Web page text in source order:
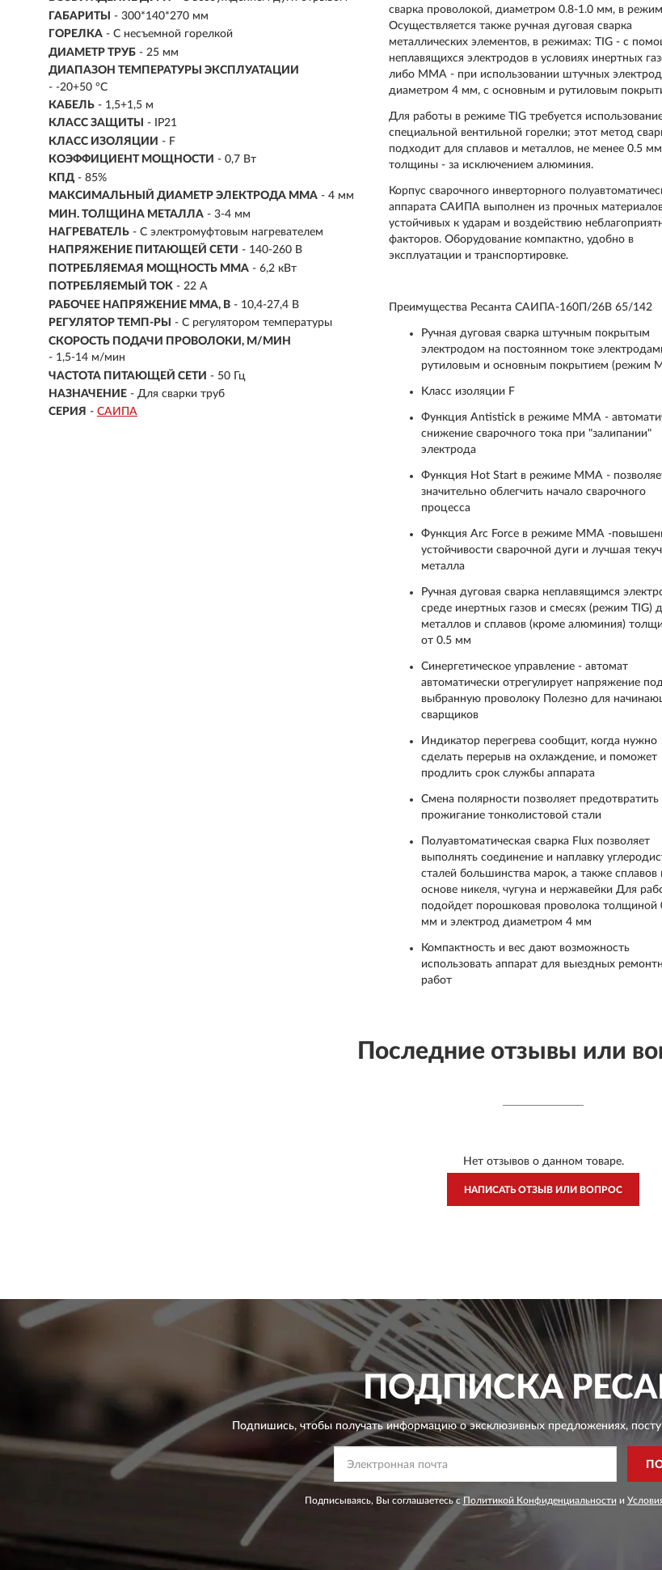
ГАБАРИТЫ
- 300*140*270 мм
ГОРЕЛКА - С несъемной горелкой
ДИАМЕТР ТРУБ - 25 мм
ДИАПАЗОН ТЕМПЕРАТУРЫ ЭКСПЛУАТАЦИИ
- -20+50 °С
КАБЕЛЬ - 1,5+1,5 м
КЛАСС ЗАЩИТЫ
- IP21
КЛАСС ИЗОЛЯЦИИ - F
КОЭФФИЦИЕНТ МОЩНОСТИ - 0,7 Вт
КПД - 85%
МАКСИМАЛЬНЫЙ ДИАМЕТР ЭЛЕКТРОДА MMA - 4 мм
МИН. ТОЛЩИНА МЕТАЛЛА - 3-4 мм
НАГРЕВАТЕЛЬ - С электромуфтовым нагревателем
НАПРЯЖЕНИЕ ПИТАЮЩЕЙ СЕТИ - 140-260 В
ПОТРЕБЛЯЕМАЯ МОЩНОСТЬ ММА - 6,2 кВт
ПОТРЕБЛЯЕМЫЙ ТОК - 22 А
РАБОЧЕЕ НАПРЯЖЕНИЕ ММА, В - 10,4-27,4 В
РЕГУЛЯТОР ТЕМП-РЫ
- С регулятором температуры
СКОРОСТЬ ПОДАЧИ ПРОВОЛОКИ, М/МИН
- 1,5-14 м/мин
ЧАСТОТА ПИТАЮЩЕЙ СЕТИ - 50 Гц
НАЗНАЧЕНИЕ - Для сварки труб
СЕРИЯ - САИПА
сварка проволокой, диаметром 0.8-1.0 мм, в
Осуществляется также ручная дуговая сварка
металлических элементов, в режимах: TIG - с
неплавящихся электродов в условиях инертных
либо MMA - при использовании штучных
диаметром 4 мм, с основным и рутиловым
Для работы в режиме TIG требуется
специальной вентильной горелки; этот метод
подходит для сплавов и металлов, не менее 0.5 мм
толщины - за исключением алюминия.
Корпус сварочного инверторного
аппарата САИПА выполнен из прочных
устойчивых к ударам и воздействию
факторов. Оборудование компактно, удобно в
эксплуатации и транспортировке.
Преимущества Ресанта САИПА-160П/26В 65/142
Ручная дуговая сварка штучным покрытым
электродом на постоянном токе
рутиловым и основным покрытием (режим
Класс изоляции F
Функция Antistick в режиме ММА -
снижение сварочного тока при "залипании"
электрода
Функция Hot Start в режиме ММА -
значительно облегчить начало сварочного
процесса
Функция Arc Force в режиме ММА -
устойчивости сварочной дуги и лучшая
металла
Ручная дуговая сварка неплавящимся
среде инертных газов и смесях (режим TIG)
металлов и сплавов (кроме алюминия)
от 0.5 мм
Синергетическое управление - автомат
автоматически отрегулирует напряжение
выбранную проволоку Полезно для
сварщиков
Индикатор перегрева сообщит, когда нужно
сделать перерыв на охлаждение, и поможет
продлить срок службы аппарата
Смена полярности позволяет предотвратить
прожигание тонколистовой стали
Полуавтоматическая сварка Flux позволяет
выполнять соединение и наплавку
сталей большинства марок, а также сплавов
основе никеля, чугуна и нержавейки Для
подойдет порошковая проволока толщиной
мм и электрод диаметром 4 мм
Компактность и вес дают возможность
использовать аппарат для выездных
работ
Последние отзывы или
Нет отзывов о данном товаре.
НАПИСАТЬ ОТЗЫВ ИЛИ ВОПРОС
ПОДПИСКА
Подпишись, чтобы получать информацию о эксклюзивных предложениях,
Подписываясь, Вы соглашаетесь с Политикой Конфиденциальности и